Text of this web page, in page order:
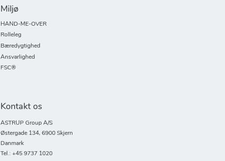
Miljø
HAND-ME-OVER
Rolleleg
Bæredygtighed
Ansvarlighed
FSC®
Kontakt os
ASTRUP Group A/S
Østergade 134, 6900 Skjern
Danmark
Tel.: +45 9737 1020